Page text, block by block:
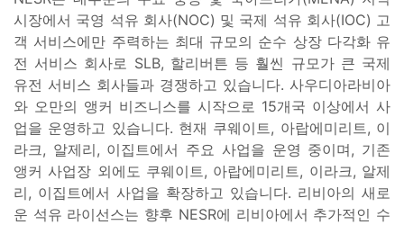
시장에서 국영 석유 회사(NOC) 및 국제 석유 회사(IOC) 고
객 서비스에만 주력하는 최대 규모의 순수 상장 다각화 유
전 서비스 회사로 SLB, 할리버튼 등 훨씬 규모가 큰 국제
유전 서비스 회사들과 경쟁하고 있습니다. 사우디아라비아
와 오만의 앵커 비즈니스를 시작으로 15개국 이상에서 사
업을 운영하고 있습니다. 현재 쿠웨이트, 아랍에미리트, 이
라크, 알제리, 이집트에서 주요 사업을 운영 중이며, 기존
앵커 사업장 외에도 쿠웨이트, 아랍에미리트, 이라크, 알제
리, 이집트에서 사업을 확장하고 있습니다. 리비아의 새로
운 석유 라이선스는 향후 NESR에 리비아에서 추가적인 수